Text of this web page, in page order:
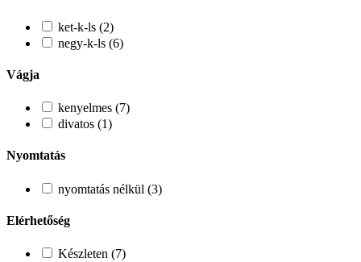
ket-k-ls (2)
negy-k-ls (6)
Vágja
kenyelmes (7)
divatos (1)
Nyomtatás
nyomtatás nélkül (3)
Elérhetőség
Készleten (7)